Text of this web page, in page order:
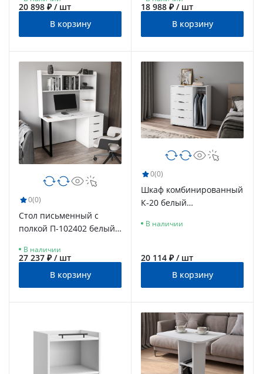
20 898 ₽ / шт
В корзину
18 988 ₽ / шт
В корзину
0(0)
Стол письменный с
полкой П-102402 белый
В наличии
27 237 ₽ / шт
В корзину
0(0)
Шкаф комбинированный
К-20 белый
В наличии
20 114 ₽ / шт
В корзину